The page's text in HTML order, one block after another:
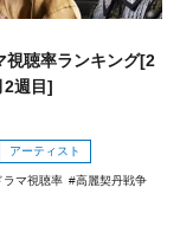
視聴率ランキング[2
2週目]
アーティスト
ラマ視聴率 高麗契丹戦争